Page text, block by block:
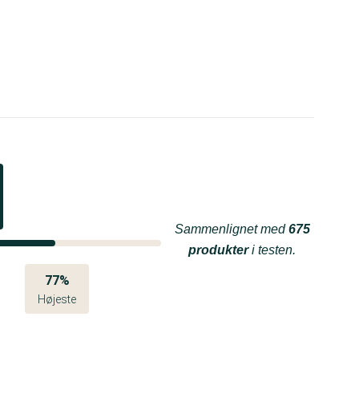
77%
Højeste
Sammenlignet med675
produkteri testen.